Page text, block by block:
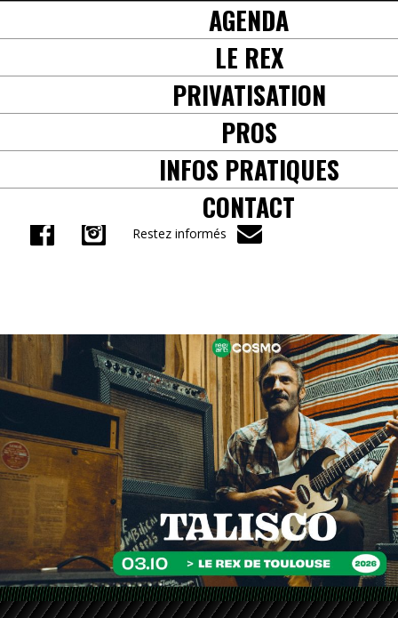
Restez informés
AGENDA
LE REX
PRIVATISATION
PROS
INFOS PRATIQUES
CONTACT